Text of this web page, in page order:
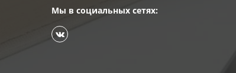
Мы в социальных сетях: